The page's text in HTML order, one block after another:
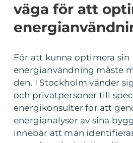
väga för att
För att kunna optimera sin
energianvändning måste
den. I Stockholm vänder
och privatpersoner till
energikonsulter för att
energianalyser av sina
innebär att man